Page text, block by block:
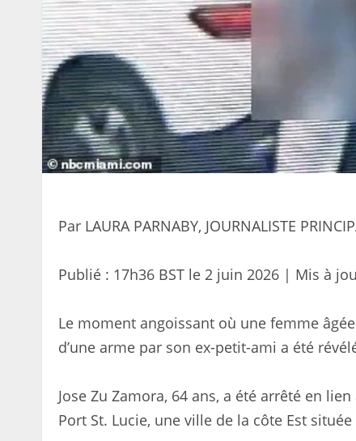
Par LAURA PARNABY, JOURNALISTE
Publié : 17h36 BST le 2 juin 2026 | Mis à
Le moment angoissant où une femme
d’une arme par son ex-petit-ami a été
Jose Zu Zamora, 64 ans, a été arrêté en
Port St. Lucie, une ville de la côte Est